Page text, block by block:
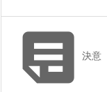
決意